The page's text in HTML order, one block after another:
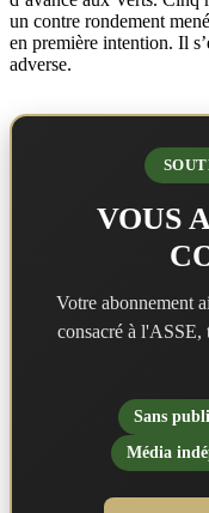
un contre rondement
en première intention. Il
adverse.
VOUS
Votre abonnement
consacré à l'ASSE,
Sans
Média